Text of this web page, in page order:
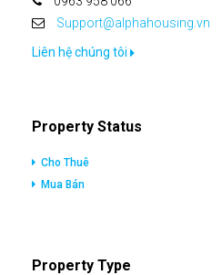
Support@alphahousing.vn
Liên hệ chúng tôi
Property Status
Cho Thuê
Mua Bán
Property Type